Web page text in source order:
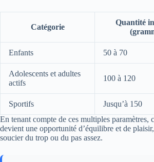
Catégorie
Quantité
Enfants 50 à 70
Adolescents et adultes
actifs
100 à 120
Sportifs
Jusqu’à 150
En tenant compte de ces multiples paramètres,
devient une opportunité d’équilibre et de plaisir,
soucier du trop ou du pas assez.